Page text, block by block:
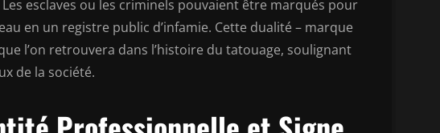
Les esclaves ou les criminels pouvaient être marqués pour
en un registre public d’infamie. Cette dualité – marque
l’on retrouvera dans l’histoire du tatouage, soulignant
de la société.